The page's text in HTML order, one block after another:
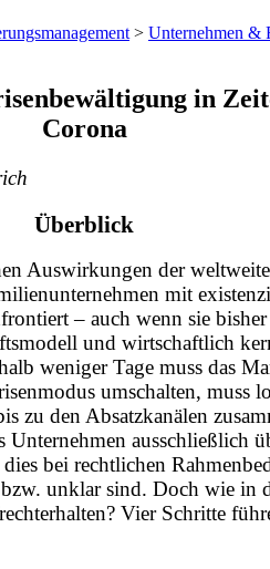
> Unternehmen &
in
Corona
Überblick
Auswirkungen der
mit
– auch wenn sie
und wirtschaftlich
weniger Tage muss das
umschalten, muss
zu den Absatzkanälen
Unternehmen ausschließlich
bei rechtlichen
unklar sind. Doch wie in
Vier Schritte